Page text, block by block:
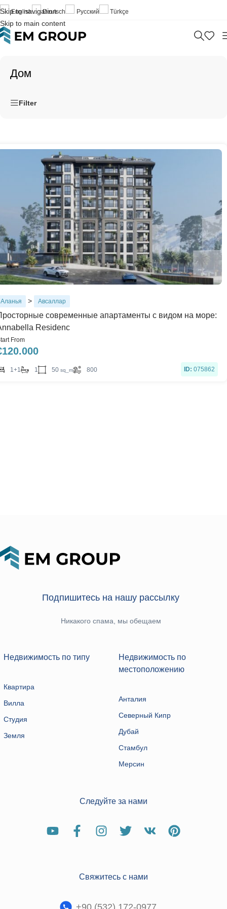
Skip to navigation
Skip to main content
English Deutsch Русский Türkçe
Дом
Filter
Аланья > Авсаллар
современные апартаменты с видом на море:
Residenc
From
120.000
1+1 1 50 sq_m 800 ID: 075862
Подпишитесь на нашу рассылку
Никакого спама, мы обещаем
Недвижимость по типу
Квартира
Вилла
Студия
Земля
Недвижимость по
местоположению
Анталия
Северный Кипр
Дубай
Стамбул
Мерсин
Следуйте за нами
Свяжитесь с нами
+90 (532) 172-0977